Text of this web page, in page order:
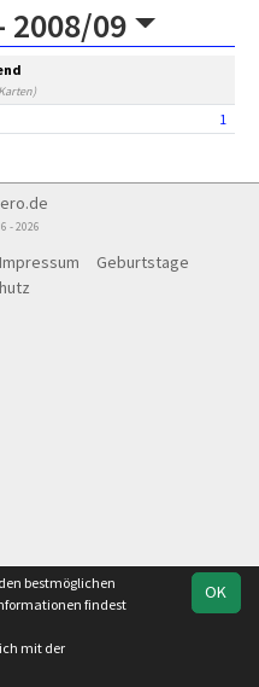
2008/09
1
- 2026
Impressum
Geburtstage
OK
bestmöglichen
findest
mit der